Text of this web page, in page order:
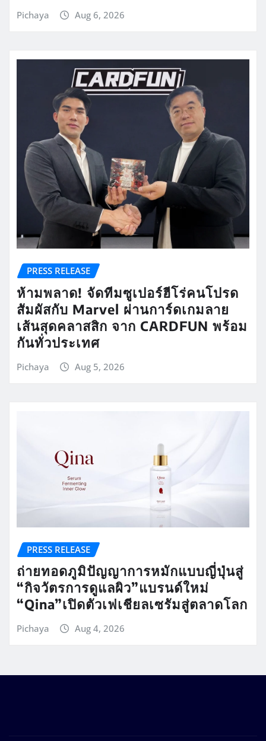
Pichaya Aug 6, 2026
PRESS RELEASE
ห้ามพลาด! จัดทีมซูเปอร์ฮีโร่คนโปรด
สัมผัสกับ Marvel ผ่านการ์ดเกมลาย
เส้นสุดคลาสสิก จาก CARDFUN พร้อม
กันทั่วประเทศ
Pichaya Aug 5, 2026
PRESS RELEASE
ถ่ายทอดภูมิปัญญาการหมักแบบญี่ปุ่นสู่
“กิจวัตรการดูแลผิว”แบรนด์ใหม่
“Qina”เปิดตัวเฟเชียลเซรัมสู่ตลาดโลก
Pichaya Aug 4, 2026